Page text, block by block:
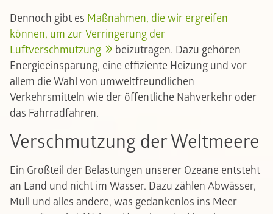
Dennoch gibt es Maßnahmen, die wir ergreifen
können, um zur Verringerung der
Luftverschmutzung
beizutragen. Dazu gehören
Energieeinsparung, eine effiziente Heizung und vor
allem die Wahl von umweltfreundlichen
Verkehrsmitteln wie der öffentliche Nahverkehr oder
das Fahrradfahren.
Verschmutzung der Weltmeere
Ein Großteil der Belastungen unserer Ozeane entsteht
an Land und nicht im Wasser. Dazu zählen Abwässer,
Müll und alles andere, was gedankenlos ins Meer